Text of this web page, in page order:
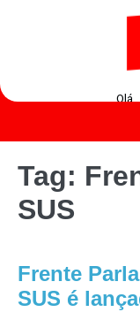
Olá
Tag:
SUS
Frente
SUS é